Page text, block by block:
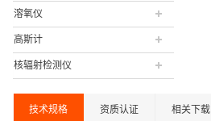
溶氧仪
高斯计
核辐射检测仪
技术规格 资质认证 相关下载